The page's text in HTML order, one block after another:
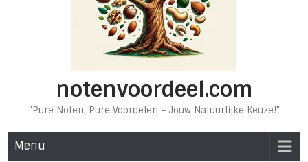
notenvoordeel.com
"Pure Noten, Pure Voordelen – Jouw Natuurlijke Keuze!"
Menu